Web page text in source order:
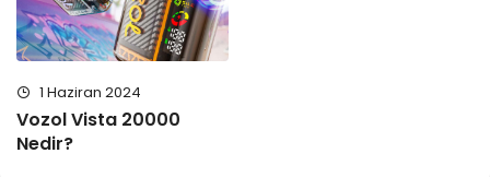
1 Haziran 2024
Vozol Vista 20000
Nedir?